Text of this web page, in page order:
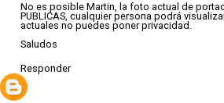
No es posible Martin, la foto actual de
PUBLICAS, cualquier persona podrá
actuales no puedes poner privacidad.
Saludos
Responder